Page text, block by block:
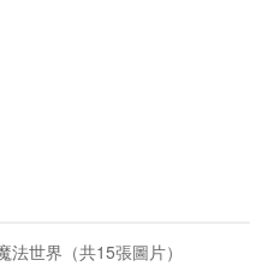
世界（共15張圖片）